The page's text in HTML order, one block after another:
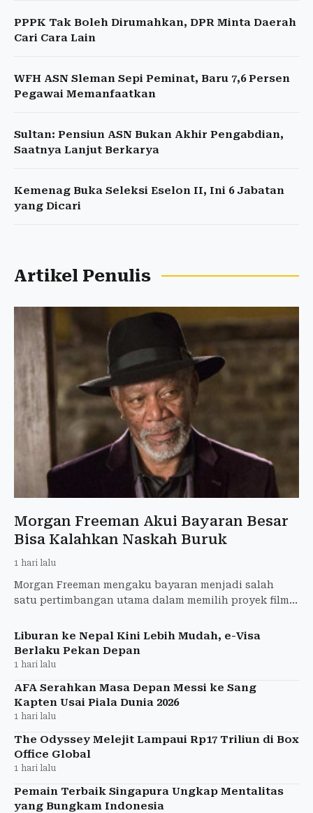
PPPK Tak Boleh Dirumahkan, DPR Minta Daerah
Cari Cara Lain
WFH ASN Sleman Sepi Peminat, Baru 7,6 Persen
Pegawai Memanfaatkan
Sultan: Pensiun ASN Bukan Akhir Pengabdian,
Saatnya Lanjut Berkarya
Kemenag Buka Seleksi Eselon II, Ini 6 Jabatan
yang Dicari
Artikel Penulis
Morgan Freeman Akui Bayaran Besar
Bisa Kalahkan Naskah Buruk
1 hari lalu
Morgan Freeman mengaku bayaran menjadi salah
satu pertimbangan utama dalam memilih proyek film.
menjelang penay
Liburan ke Nepal Kini Lebih Mudah, e-Visa
Berlaku Pekan Depan
1 hari lalu
AFA Serahkan Masa Depan Messi ke Sang
Kapten Usai Piala Dunia 2026
1 hari lalu
The Odyssey Melejit Lampaui Rp17 Triliun di Box
Office Global
1 hari lalu
Pemain Terbaik Singapura Ungkap Mentalitas
yang Bungkam Indonesia